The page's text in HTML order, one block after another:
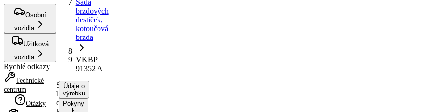
Osobní
vozidla
Užitková
vozidla
Rychlé odkazy
Technické
centrum
Otázky
Sada
brzdových
destiček,
kotoučová
brzda
VKBP
91352 A
Sada
brzdových
destiček,
Údaje o
výrobku
Pokyny